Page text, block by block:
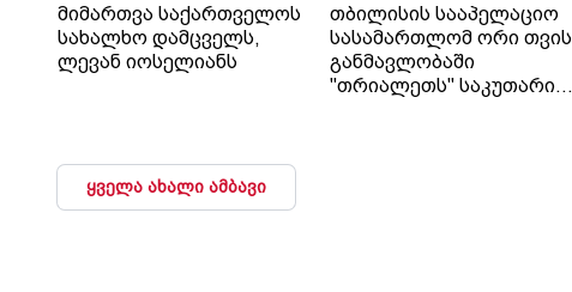
მიმართვა საქართველოს
სახალხო დამცველს,
ლევან იოსელიანს
თბილისის სააპელაციო
სასამართლომ ორი თვის
განმავლობაში
"თრიალეთს" საკუთარი
ყველა ახალი ამბავი